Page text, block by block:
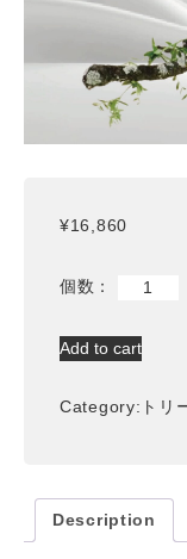
¥16,860
ー
プ
レ
グ
Add to cart
Category: トリ
Description